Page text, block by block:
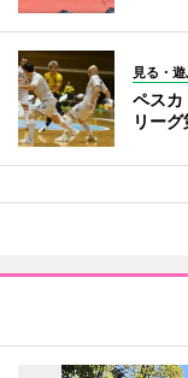
見る・
ペス
リー